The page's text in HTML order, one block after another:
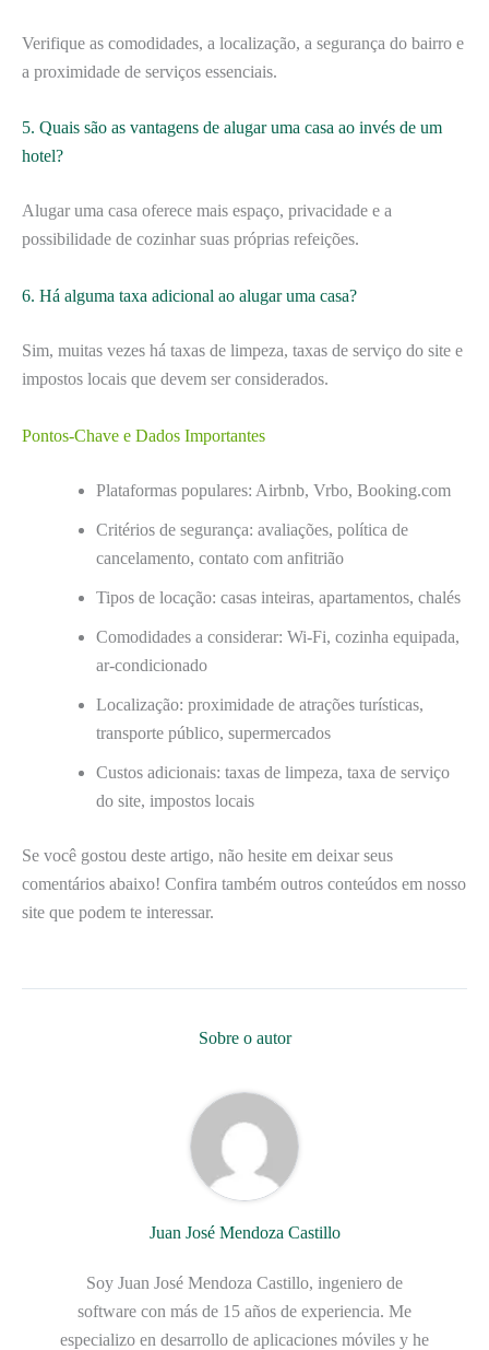
Verifique as comodidades, a localização, a segurança do bairro e
a proximidade de serviços essenciais.
5. Quais são as vantagens de alugar uma casa ao invés de um
hotel?
Alugar uma casa oferece mais espaço, privacidade e a
possibilidade de cozinhar suas próprias refeições.
6. Há alguma taxa adicional ao alugar uma casa?
Sim, muitas vezes há taxas de limpeza, taxas de serviço do site e
impostos locais que devem ser considerados.
Pontos-Chave e Dados Importantes
Plataformas populares: Airbnb, Vrbo, Booking.com
Critérios de segurança: avaliações, política de
cancelamento, contato com anfitrião
Tipos de locação: casas inteiras, apartamentos, chalés
Comodidades a considerar: Wi-Fi, cozinha equipada,
ar-condicionado
Localização: proximidade de atrações turísticas,
transporte público, supermercados
Custos adicionais: taxas de limpeza, taxa de serviço
do site, impostos locais
Se você gostou deste artigo, não hesite em deixar seus
comentários abaixo! Confira também outros conteúdos em nosso
site que podem te interessar.
Sobre o autor
Juan José Mendoza Castillo
Soy Juan José Mendoza Castillo, ingeniero de
software con más de 15 años de experiencia. Me
especializo en desarrollo de aplicaciones móviles y he